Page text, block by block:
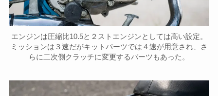
エンジンは圧縮比10.5と２ストエンジンとしては高い設定。
ミッションは３速だがキットパーツでは４速が用意され、さ
らに二次側クラッチに変更するパーツもあった。